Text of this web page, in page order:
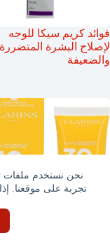
نحن نستخدم ملفات
تجربة على موقعنا.
فوائد كريم سيكا للوجه
لإصلاح البشرة المتضررة
والضعيفة